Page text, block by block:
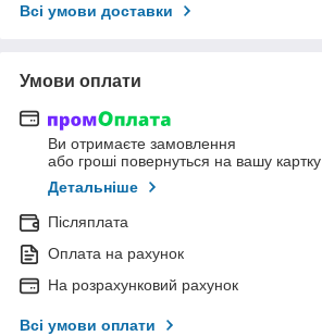
Всі умови доставки
Умови оплати
Ви отримаєте замовлення
або гроші повернуться на вашу картку
Детальніше
Післяплата
Оплата на рахунок
На розрахунковий рахунок
Всі умови оплати